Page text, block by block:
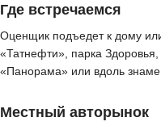
Где встречаемся
Оценщик подъедет к дому
«Татнефти», парка
«Панорама» или вдоль
Местный авторынок